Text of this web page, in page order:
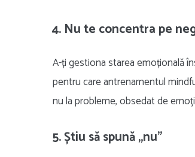
4. Nu te concentra pe
A-ți gestiona starea emoțională
pentru care antrenamentul
nu la probleme, obsedat de
5. Știu să spună „nu”